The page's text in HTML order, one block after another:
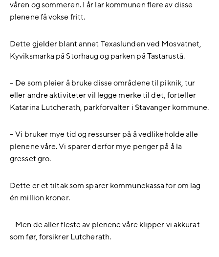
våren og sommeren. I år lar kommunen flere av disse
plenene få vokse fritt.
Dette gjelder blant annet Texaslunden ved Mosvatnet,
Kyviksmarka på Storhaug og parken på Tastarustå.
– De som pleier å bruke disse områdene til piknik, tur
eller andre aktiviteter vil legge merke til det, forteller
Katarina Lutcherath, parkforvalter i Stavanger kommune.
– Vi bruker mye tid og ressurser på å vedlikeholde alle
plenene våre. Vi sparer derfor mye penger på å la
gresset gro.
Dette er et tiltak som sparer kommunekassa for om lag
én million kroner.
– Men de aller fleste av plenene våre klipper vi akkurat
som før, forsikrer Lutcherath.